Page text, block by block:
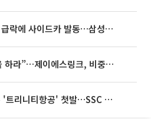
코스피, 장중 5%대 급락에 사이드카 발동…삼성·SK 동반 폭락
트럼프 “자석 사업을 하라”…제이에스링크, 비중국 영구자석 공급망 구축 속도
티웨이항공, 새 이름 '트리니티항공' 첫발…SSC 전략 본격화